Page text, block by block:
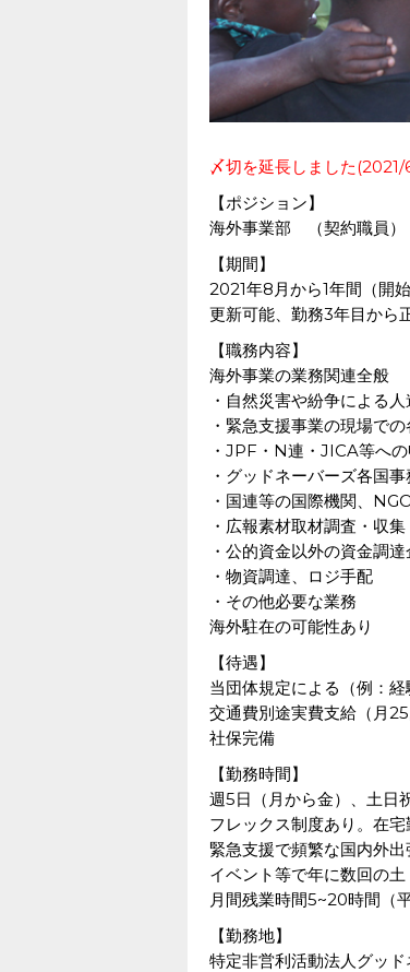
〆切を延長しました
【ポジション】
海外事業部 （契約職員）
【期間】
2021年8月から1年間（開
更新可能、勤務3年目から
【職務内容】
海外事業の業務関連全般
・自然災害や紛争による
・緊急支援事業の現場で
・JPF・N連・JICA等へ
・グッドネーバーズ各国
・国連等の国際機関、
・広報素材取材調査・収集
・公的資金以外の資金調
・物資調達、ロジ手配
・その他必要な業務
海外駐在の可能性あり
【待遇】
当団体規定による（例：
交通費別途実費支給（月
社保完備
【勤務時間】
週5日（月から金）、土日
フレックス制度あり。在宅
緊急支援で頻繁な国内外出
イベント等で年に数回の土
月間残業時間5~20時間（
【勤務地】
特定非営利活動法人グッド